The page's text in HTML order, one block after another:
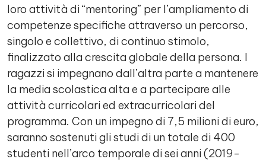
loro attività di “mentoring” per l’ampliamento di
competenze specifiche attraverso un percorso,
singolo e collettivo, di continuo stimolo,
finalizzato alla crescita globale della persona. I
ragazzi si impegnano dall’altra parte a mantenere
la media scolastica alta e a partecipare alle
attività curricolari ed extracurricolari del
programma. Con un impegno di 7,5 milioni di euro,
saranno sostenuti gli studi di un totale di 400
studenti nell’arco temporale di sei anni (2019-